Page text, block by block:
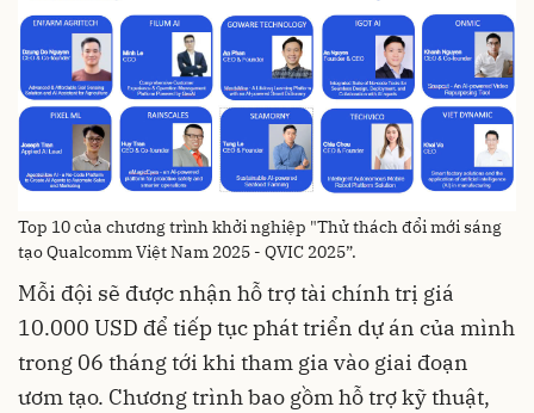
Top 10 của chương trình khởi nghiệp "Thử thách đổi mới sáng
tạo Qualcomm Việt Nam 2025 - QVIC 2025”.
Mỗi đội sẽ được nhận hỗ trợ tài chính trị giá
10.000 USD để tiếp tục phát triển dự án của mình
trong 06 tháng tới khi tham gia vào giai đoạn
ươm tạo. Chương trình bao gồm hỗ trợ kỹ thuật,